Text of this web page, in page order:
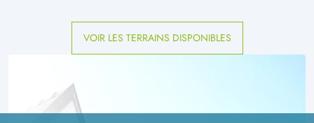
VOIR LES TERRAINS DISPONIBLES